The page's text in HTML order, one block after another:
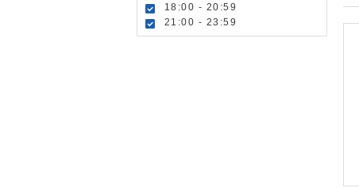
18:00 - 20:59
21:00 - 23:59